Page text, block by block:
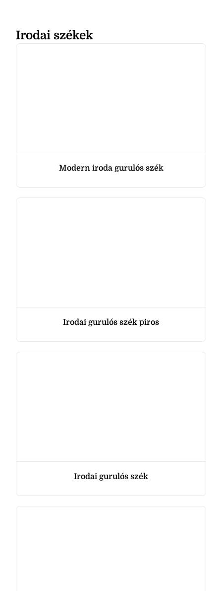
Irodai székek
Modern iroda gurulós szék
Irodai gurulós szék piros
Irodai gurulós szék